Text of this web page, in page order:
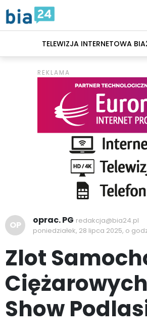
TELEWIZJA INTERNETOWA
OP oprac. PG redakcja@bia24.pl
poniedziałek, 28 lipca 2025, o
Zlot
Show